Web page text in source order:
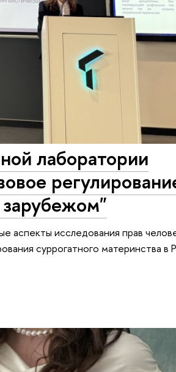
лаборатории
зарубежом"
аспекты исследования прав
суррогатного материнства в